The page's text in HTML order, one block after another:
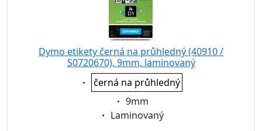
Dymo etikety černá na průhledný (40910 /
S0720670), 9mm, laminovaný
Eigenschaft:
černá na průhledný
Eigenschaft:
9mm
Eigenschaft:
Laminovaný